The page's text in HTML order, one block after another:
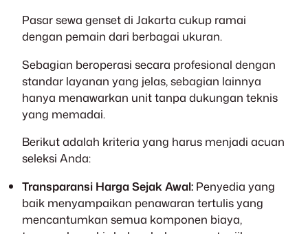
Pasar sewa genset di Jakarta cukup ramai
dengan pemain dari berbagai ukuran.
Sebagian beroperasi secara profesional dengan
standar layanan yang jelas, sebagian lainnya
hanya menawarkan unit tanpa dukungan teknis
yang memadai.
Berikut adalah kriteria yang harus menjadi acuan
seleksi Anda:
Transparansi Harga Sejak Awal: Penyedia yang
baik menyampaikan penawaran tertulis yang
mencantumkan semua komponen biaya,